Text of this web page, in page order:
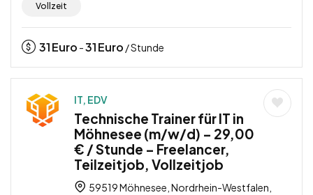
Vollzeit
31Euro -31Euro / Stunde
IT, EDV
Technische Trainer für IT in
Möhnesee (m/w/d) – 29,00
€ / Stunde – Freelancer,
Teilzeitjob, Vollzeitjob
59519 Möhnesee, Nordrhein-Westfalen,